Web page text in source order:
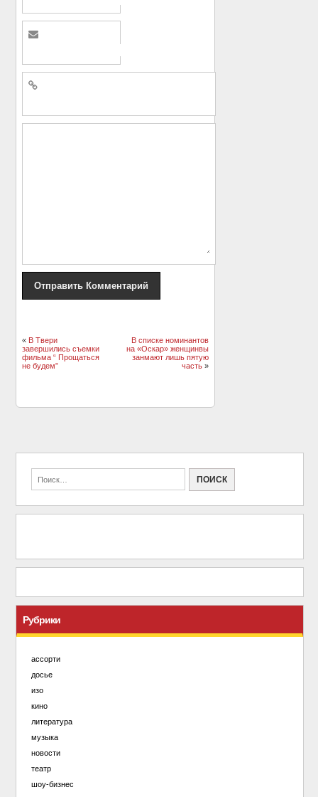
« В Твери
завершились съемки
фильма “ Прощаться
не будем”
В списке номинантов
на «Оскар» женщинвы
занмают лишь пятую
часть»
Рубрики
ассорти
досье
изо
кино
литература
музыка
новости
театр
шоу-бизнес